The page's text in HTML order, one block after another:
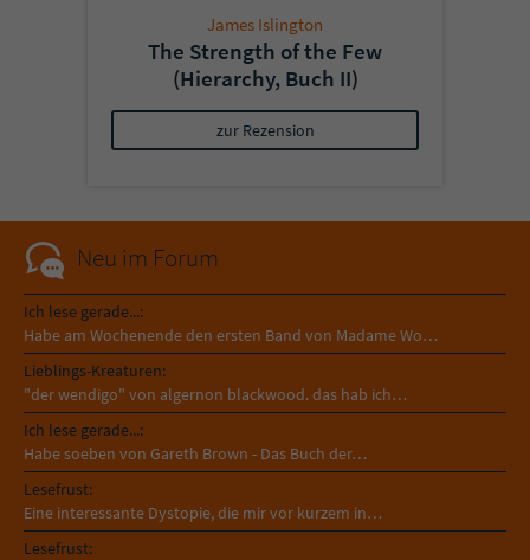
James Islington
The Strength of the Few
(Hierarchy, Buch II)
zur Rezension
Neu im Forum
Ich lese gerade...:
Habe am Wochenende den ersten Band von Madame Wo…
Lieblings-Kreaturen:
"der wendigo" von algernon blackwood. das hab ich…
Ich lese gerade...:
Habe soeben von Gareth Brown - Das Buch der…
Lesefrust:
Eine interessante Dystopie, die mir vor kurzem in…
Lesefrust: